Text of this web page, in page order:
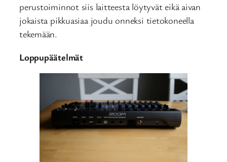
perustoiminnot siis laitteesta löytyvät eikä aivan
jokaista pikkuasiaa joudu onneksi tietokoneella
tekemään.
Loppupäätelmät